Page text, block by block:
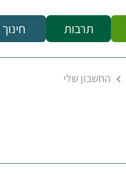
תרבות חינוך
החשבון שלי